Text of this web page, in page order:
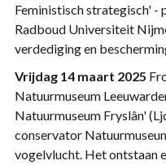
Feministisch strategisch' -
Radboud Universiteit
verdediging en
Vrijdag 14 maart 2025
Natuurmuseum
Natuurmuseum Fryslân'
conservator
vogelvlucht. Het ontstaan